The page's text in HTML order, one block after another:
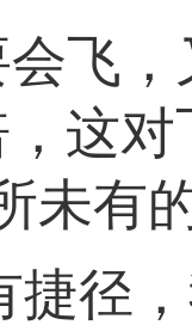
会飞
这
未有
捷径